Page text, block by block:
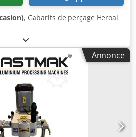
, Gabarits de perçage Heroal
Annonce